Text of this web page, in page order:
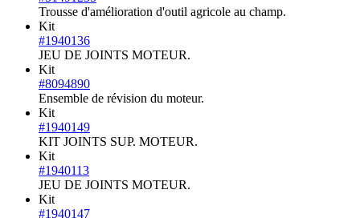
Trousse d'amélioration d'outil agricole au champ.
Kit
#1940136
JEU DE JOINTS MOTEUR.
Kit
#8094890
Ensemble de révision du moteur.
Kit
#1940149
KIT JOINTS SUP. MOTEUR.
Kit
#1940113
JEU DE JOINTS MOTEUR.
Kit
#1940147